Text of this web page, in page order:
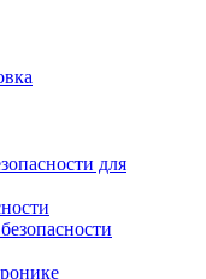
для